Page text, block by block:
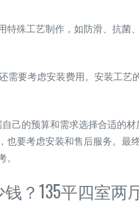
特殊工艺制作，如防滑、抗菌
需要考虑安装费用。安装工艺
己的预算和需求选择合适的材
也要考虑安装和售后服务。最
？135平四室两